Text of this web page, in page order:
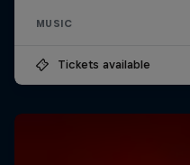
MUSIC
Tickets available